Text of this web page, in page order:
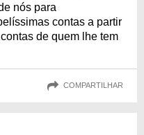
nós para
contas a partir
de quem lhe tem
COMPARTILHAR